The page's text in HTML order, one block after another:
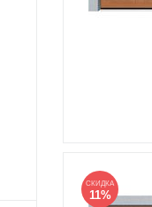
СКИДКА
11%